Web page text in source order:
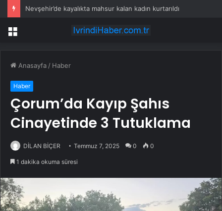
Nevşehir’de kayalıkta mahsur kalan kadın kurtarıldı
Menü
Anasayfa / Haber
Haber
Çorum’da Kayıp Şahıs
Cinayetinde 3 Tutuklama
DİLAN BİÇER Temmuz 7, 2025 0 0
1 dakika okuma süresi